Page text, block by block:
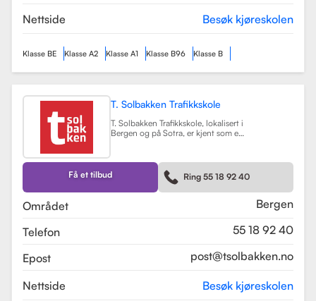
Nettside Besøk kjøreskolen
Klasse BE Klasse A2 Klasse A1 Klasse B96 Klasse B
T. Solbakken Trafikkskole
T. Solbakken Trafikkskole, lokalisert i
Bergen og på Sotra, er kjent som en
Skolen tilbyr et bredt spekter av
førerkortklasser, inkludert klasse B
for personbil, klasse A, A1, og A2 for
motorsykler, samt klasse BE og B96
Få et tilbud Ring 55 18 92 40
Området
Bergen
Telefon
55 18 92 40
Epost
post@tsolbakken.no
Nettside Besøk kjøreskolen